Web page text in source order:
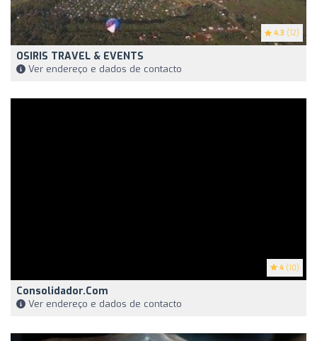
4.3 (12)
OSIRIS TRAVEL & EVENTS
Ver endereço e dados de contacto
4 (10)
Consolidador.com
Ver endereço e dados de contacto